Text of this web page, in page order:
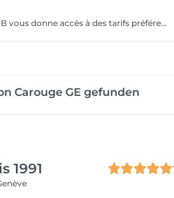
Notre carte membre CLUB vous donne accès à des tarifs préférentiels, des promotions et des offres exclusives tout au long de l'année pour seulement 99.- Contactez-nous au 078 692 91 17 pour commander votre carte dès maintenant!
Carouge GE gefunden
1991